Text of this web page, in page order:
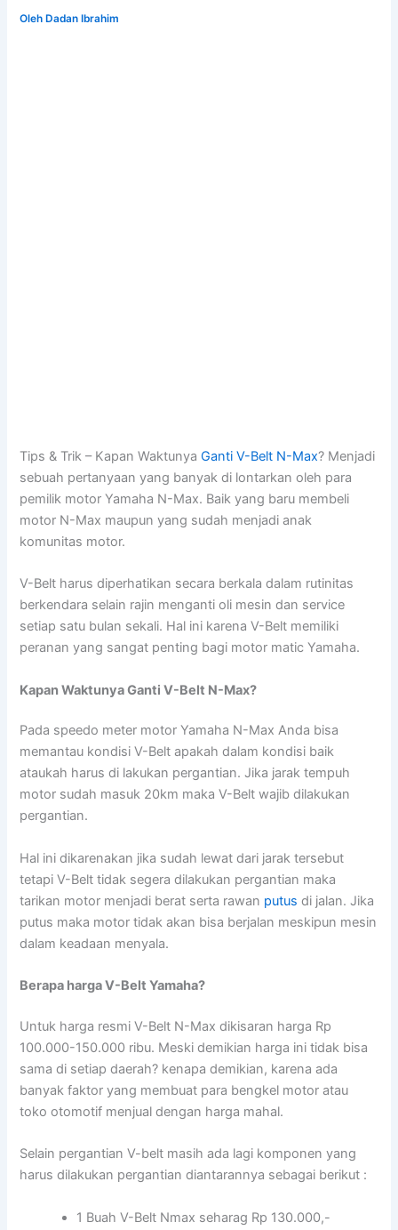
Oleh Dadan Ibrahim
Tips & Trik – Kapan WaktunyaGanti V-Belt N-Max? Menjadi
sebuah pertanyaan yang banyak di lontarkan oleh para
pemilik motor Yamaha N-Max. Baik yang baru membeli
motor N-Max maupun yang sudah menjadi anak
komunitas motor.
V-Belt harus diperhatikan secara berkala dalam rutinitas
berkendara selain rajin menganti oli mesin dan service
setiap satu bulan sekali. Hal ini karena V-Belt memiliki
peranan yang sangat penting bagi motor matic Yamaha.
Kapan Waktunya Ganti V-Belt N-Max?
Pada speedo meter motor Yamaha N-Max Anda bisa
memantau kondisi V-Belt apakah dalam kondisi baik
ataukah harus di lakukan pergantian. Jika jarak tempuh
motor sudah masuk 20km maka V-Belt wajib dilakukan
pergantian.
Hal ini dikarenakan jika sudah lewat dari jarak tersebut
tetapi V-Belt tidak segera dilakukan pergantian maka
tarikan motor menjadi berat serta rawan putus di jalan. Jika
putus maka motor tidak akan bisa berjalan meskipun mesin
dalam keadaan menyala.
Berapa harga V-Belt Yamaha?
Untuk harga resmi V-Belt N-Max dikisaran harga Rp
100.000-150.000 ribu. Meski demikian harga ini tidak bisa
sama di setiap daerah? kenapa demikian, karena ada
banyak faktor yang membuat para bengkel motor atau
toko otomotif menjual dengan harga mahal.
Selain pergantian V-belt masih ada lagi komponen yang
harus dilakukan pergantian diantarannya sebagai berikut :
1 Buah V-Belt Nmax seharag Rp 130.000,-